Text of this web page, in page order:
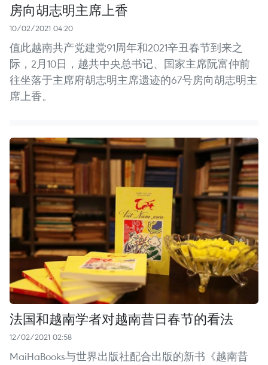
房向胡志明主席上香
10/02/2021 04:20
值此越南共产党建党91周年和2021辛丑春节到来之
际，2月10日，越共中央总书记、国家主席阮富仲前
往坐落于主席府胡志明主席遗迹的67号房向胡志明主
席上香。
法国和越南学者对越南昔日春节的看法
12/02/2021 02:58
MaiHaBooks与世界出版社配合出版的新书《越南昔